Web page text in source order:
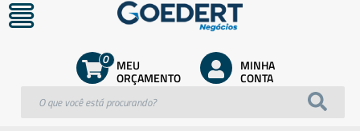
MEU
ORÇAMENTO
0 MINHA
CONTA